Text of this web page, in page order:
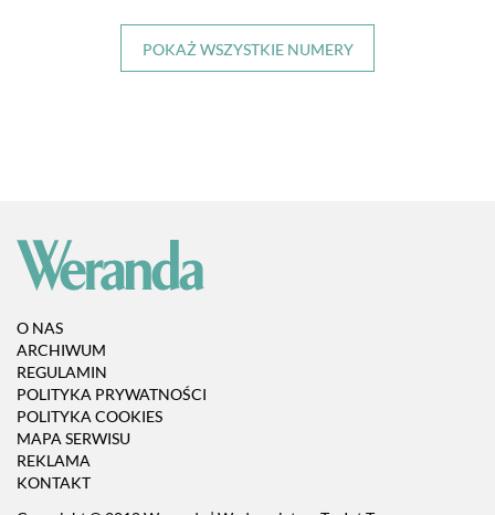
POKAŻ WSZYSTKIE NUMERY
O NAS
ARCHIWUM
REGULAMIN
POLITYKA PRYWATNOŚCI
POLITYKA COOKIES
MAPA SERWISU
REKLAMA
KONTAKT